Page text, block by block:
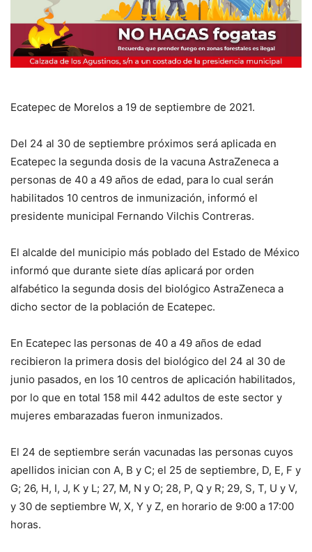
Ecatepec de Morelos a 19 de septiembre de 2021.
Del 24 al 30 de septiembre próximos será aplicada en
Ecatepec la segunda dosis de la vacuna AstraZeneca a
personas de 40 a 49 años de edad, para lo cual serán
habilitados 10 centros de inmunización, informó el
presidente municipal Fernando Vilchis Contreras.
El alcalde del municipio más poblado del Estado de México
informó que durante siete días aplicará por orden
alfabético la segunda dosis del biológico AstraZeneca a
dicho sector de la población de Ecatepec.
En Ecatepec las personas de 40 a 49 años de edad
recibieron la primera dosis del biológico del 24 al 30 de
junio pasados, en los 10 centros de aplicación habilitados,
por lo que en total 158 mil 442 adultos de este sector y
mujeres embarazadas fueron inmunizados.
El 24 de septiembre serán vacunadas las personas cuyos
apellidos inician con A, B y C; el 25 de septiembre, D, E, F y
G; 26, H, I, J, K y L; 27, M, N y O; 28, P, Q y R; 29, S, T, U y V,
y 30 de septiembre W, X, Y y Z, en horario de 9:00 a 17:00
horas.